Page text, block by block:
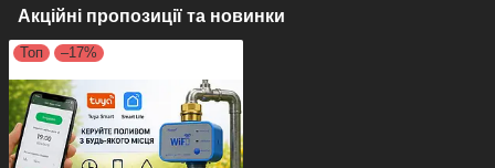
Акційні пропозиції та новинки
Топ –17%